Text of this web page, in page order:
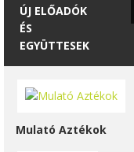
ÚJ ELŐADÓK
ÉS
EGYÜTTESEK
Mulató Aztékok